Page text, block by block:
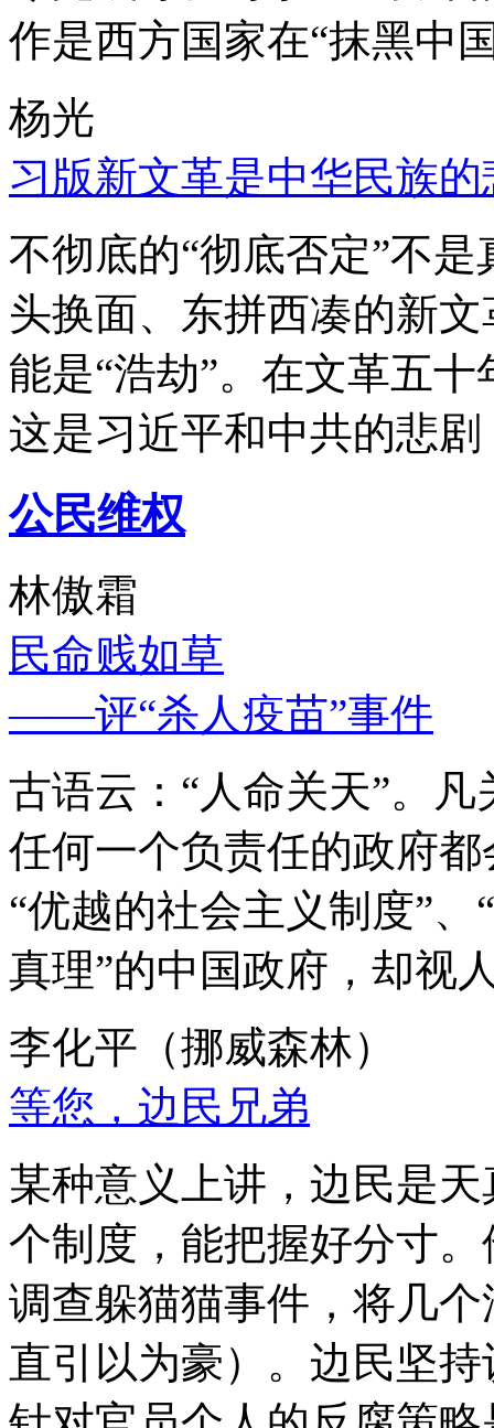
作是西方国家在“抹黑中
杨光
习版新文革是中华民族的
不彻底的“彻底否定”不
头换面、东拼西凑的新
能是“浩劫”。在文革五
这是习近平和中共的悲
公民维权
林傲霜
民命贱如草
——评“杀人疫苗”事件
古语云：“人命关天”。
任何一个负责任的政府
“优越的社会主义制度”
真理”的中国政府，却视
李化平（挪威森林）
等您，边民兄弟
某种意义上讲，边民是
个制度，能把握好分寸
调查躲猫猫事件，将几
直引以为豪）。边民坚